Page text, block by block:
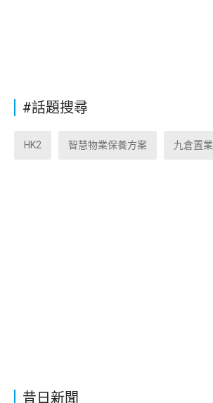
昔日新聞
#話題搜尋
HK2 智慧物業保養方案 九倉置業